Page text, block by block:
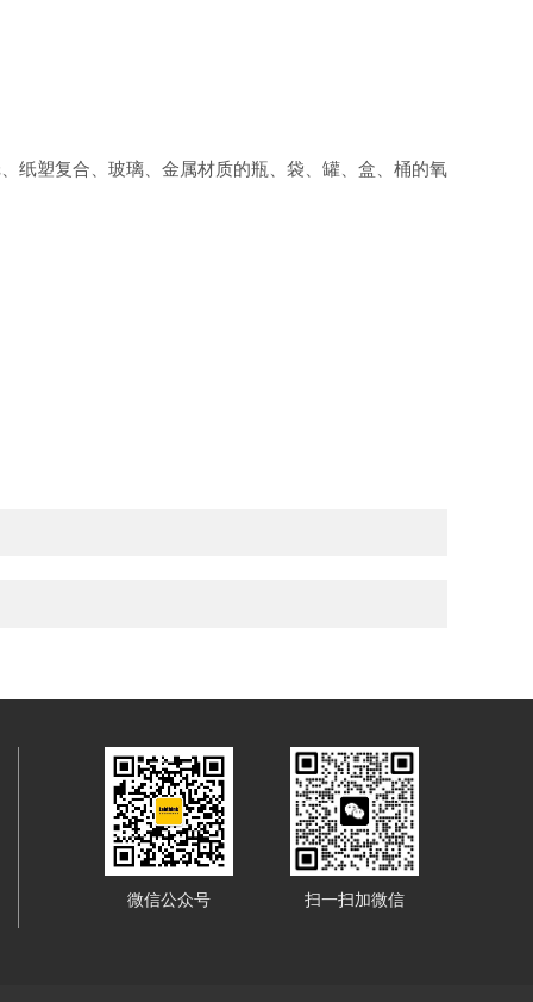
纸塑复合、玻璃、金属材质的瓶、袋、罐、盒、桶的氧
微信公众号 扫一扫加微信